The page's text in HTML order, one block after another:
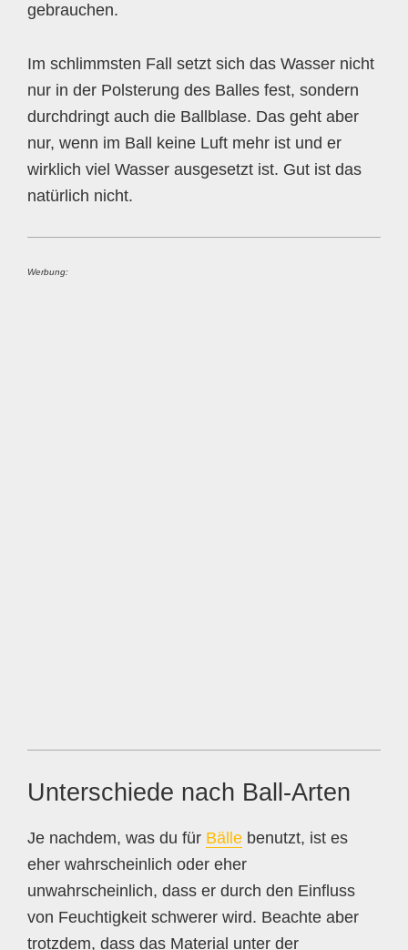
gebrauchen.
Im schlimmsten Fall setzt sich das Wasser nicht
nur in der Polsterung des Balles fest, sondern
durchdringt auch die Ballblase. Das geht aber
nur, wenn im Ball keine Luft mehr ist und er
wirklich viel Wasser ausgesetzt ist. Gut ist das
natürlich nicht.
Werbung:
Unterschiede nach Ball-Arten
Je nachdem, was du für Bälle benutzt, ist es
eher wahrscheinlich oder eher
unwahrscheinlich, dass er durch den Einfluss
von Feuchtigkeit schwerer wird. Beachte aber
trotzdem, dass das Material unter der